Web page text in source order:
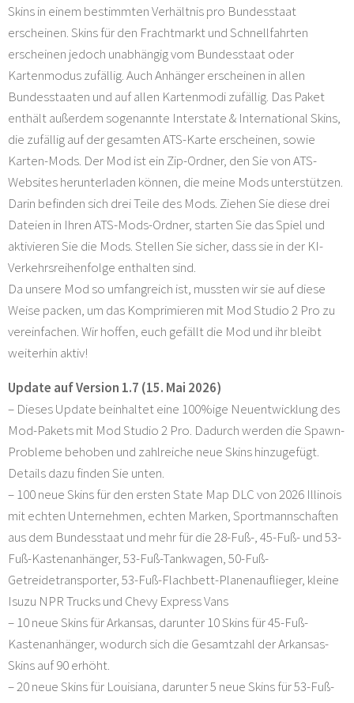
Skins in einem bestimmten Verhältnis pro Bundesstaat
erscheinen. Skins für den Frachtmarkt und Schnellfahrten
erscheinen jedoch unabhängig vom Bundesstaat oder
Kartenmodus zufällig. Auch Anhänger erscheinen in allen
Bundesstaaten und auf allen Kartenmodi zufällig. Das Paket
enthält außerdem sogenannte Interstate & International Skins,
die zufällig auf der gesamten ATS-Karte erscheinen, sowie
Karten-Mods. Der Mod ist ein Zip-Ordner, den Sie von ATS-
Websites herunterladen können, die meine Mods unterstützen.
Darin befinden sich drei Teile des Mods. Ziehen Sie diese drei
Dateien in Ihren ATS-Mods-Ordner, starten Sie das Spiel und
aktivieren Sie die Mods. Stellen Sie sicher, dass sie in der KI-
Verkehrsreihenfolge enthalten sind.
Da unsere Mod so umfangreich ist, mussten wir sie auf diese
Weise packen, um das Komprimieren mit Mod Studio 2 Pro zu
vereinfachen. Wir hoffen, euch gefällt die Mod und ihr bleibt
weiterhin aktiv!
Update auf Version 1.7 (15. Mai 2026)
– Dieses Update beinhaltet eine 100%ige Neuentwicklung des
Mod-Pakets mit Mod Studio 2 Pro. Dadurch werden die Spawn-
Probleme behoben und zahlreiche neue Skins hinzugefügt.
Details dazu finden Sie unten.
– 100 neue Skins für den ersten State Map DLC von 2026 Illinois
mit echten Unternehmen, echten Marken, Sportmannschaften
aus dem Bundesstaat und mehr für die 28-Fuß-, 45-Fuß- und 53-
Fuß-Kastenanhänger, 53-Fuß-Tankwagen, 50-Fuß-
Getreidetransporter, 53-Fuß-Flachbett-Planenauflieger, kleine
Isuzu NPR Trucks und Chevy Express Vans
– 10 neue Skins für Arkansas, darunter 10 Skins für 45-Fuß-
Kastenanhänger, wodurch sich die Gesamtzahl der Arkansas-
Skins auf 90 erhöht.
– 20 neue Skins für Louisiana, darunter 5 neue Skins für 53-Fuß-